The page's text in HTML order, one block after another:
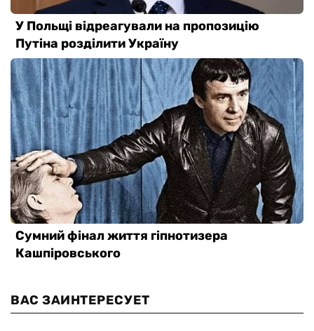
ВАС ЗАИНТЕРЕСУЕТ